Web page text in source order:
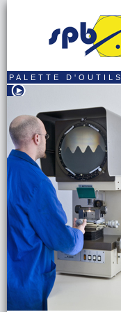
PALETTE D'OUTILS